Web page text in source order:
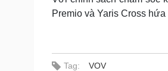
Premio và Yaris Cross
Tag: VOV